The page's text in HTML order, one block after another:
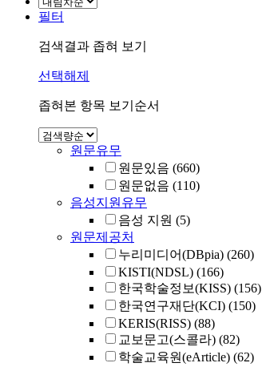
필터
검색결과 좁혀 보기
선택해제
좁혀본 항목 보기순서
원문유무
원문있음 (660)
원문없음 (110)
음성지원유무
음성 지원 (5)
원문제공처
누리미디어(DBpia) (260)
KISTI(NDSL) (166)
한국학술정보(KISS) (156)
한국연구재단(KCI) (150)
KERIS(RISS) (88)
교보문고(스콜라) (82)
학술교육원(eArticle) (62)